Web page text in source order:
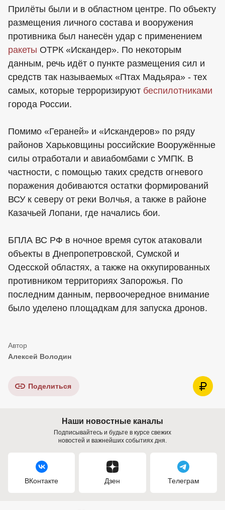
Прилёты были и в областном центре. По объекту
размещения личного состава и вооружения
противника был нанесён удар с применением
ракеты ОТРК «Искандер». По некоторым
данным, речь идёт о пункте размещения сил и
средств так называемых «Птах Мадьяра» - тех
самых, которые терроризируют беспилотниками
города России.
Помимо «Гераней» и «Искандеров» по ряду
районов Харьковщины российские Вооружённые
силы отработали и авиабомбами с УМПК. В
частности, с помощью таких средств огневого
поражения добиваются остатки формирований
ВСУ к северу от реки Волчья, а также в районе
Казачьей Лопани, где начались бои.
БПЛА ВС РФ в ночное время суток атаковали
объекты в Днепропетровской, Сумской и
Одесской областях, а также на оккупированных
противником территориях Запорожья. По
последним данным, первоочередное внимание
было уделено площадкам для запуска дронов.
Алексей Володин
Поделиться
Наши новостные каналы
Подписывайтесь и будьте в курсе свежих
новостей и важнейших событиях дня.
ВКонтакте Дзен Телеграм